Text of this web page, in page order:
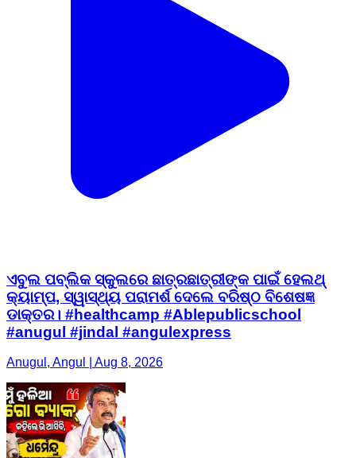
ଏବୁଲ ପବ୍ଲିକ ସ୍କୁଲରେ ଛାତ୍ରଛାତ୍ରୀଙ୍କ ପାଇଁ ହେଲଥ୍
କ୍ୟାମ୍ପ, ସ୍ୱାସ୍ଥ୍ୟ ପରାମର୍ଶ ଦେଲେ ବରିଷ୍ଠ ବିଶେଷଜ୍ଞ
ଡାକ୍ତର। #healthcamp #Ablepublicschool
#anugul #jindal #angulexpress
Anugul, Angul | Aug 8, 2026